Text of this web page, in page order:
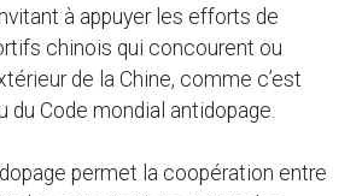
à appuyer les efforts de
chinois qui concourent ou
de la Chine, comme c’est
du Code mondial antidopage.
permet la coopération entre